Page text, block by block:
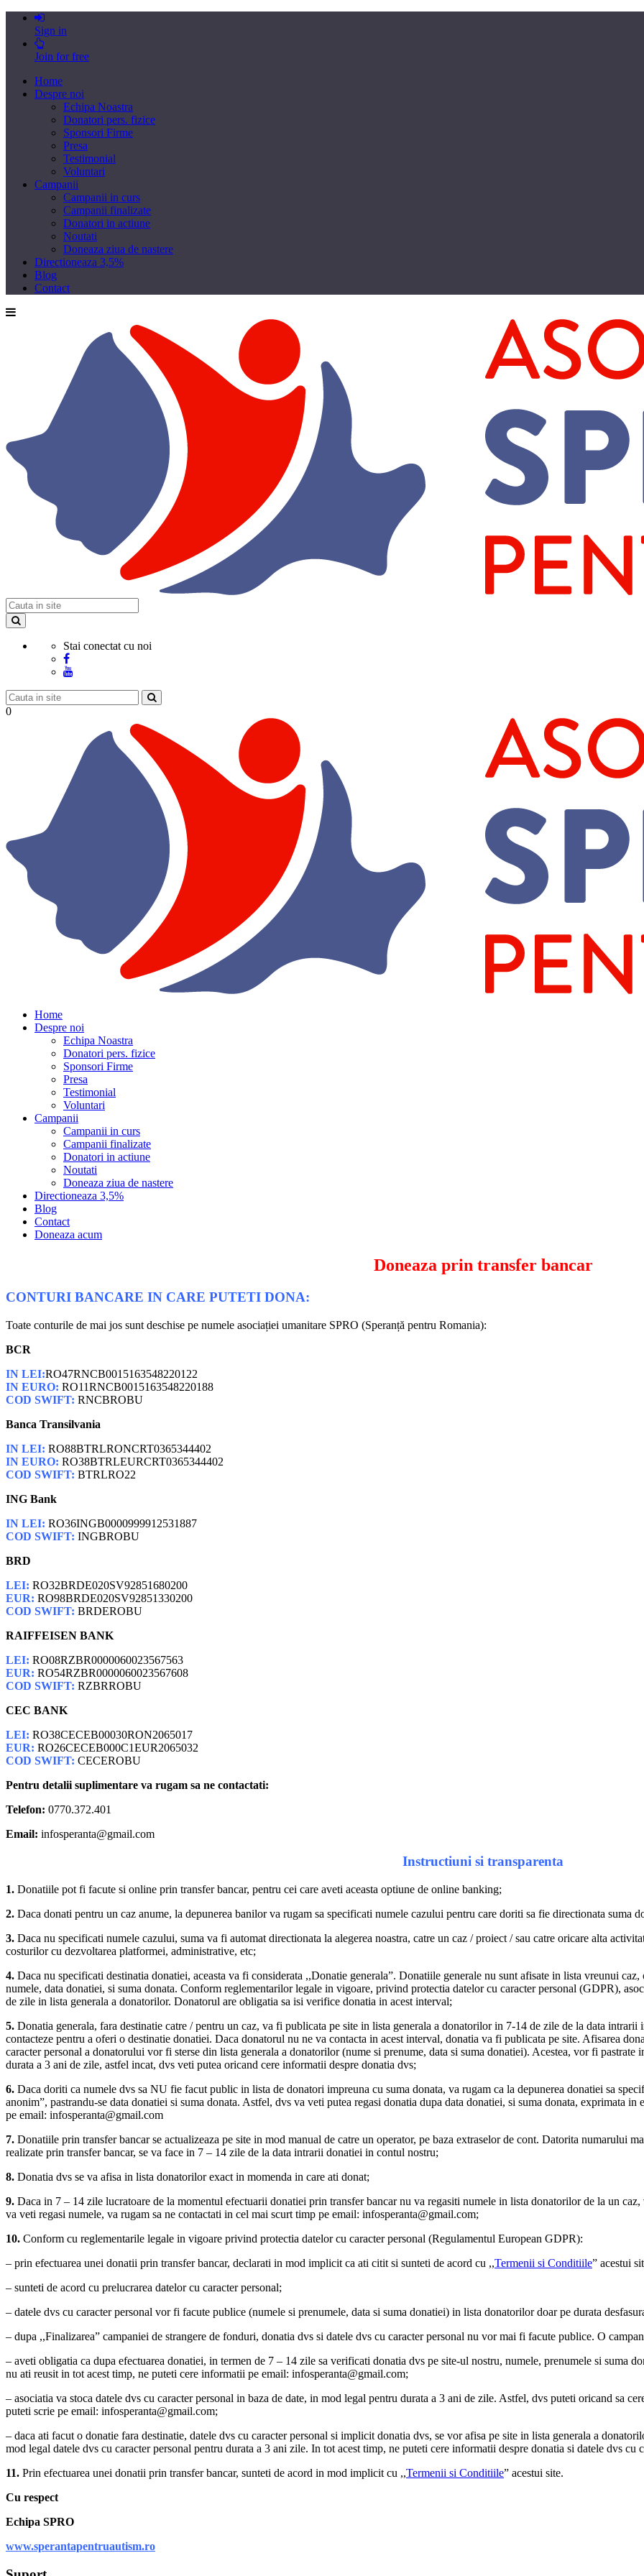
Sign in
Join for free
Home
Despre noi
Echipa Noastra
Donatori pers. fizice
Sponsori Firme
Presa
Testimonial
Voluntari
Campanii
Campanii in curs
Campanii finalizate
Donatori in actiune
Noutati
Doneaza ziua de nastere
Directioneaza 3,5%
Blog
Contact
Stai conectat cu noi
0
Home
Despre noi
Echipa Noastra
Donatori pers. fizice
Sponsori Firme
Presa
Testimonial
Voluntari
Campanii
Campanii in curs
Campanii finalizate
Donatori in actiune
Noutati
Doneaza ziua de nastere
Directioneaza 3,5%
Blog
Contact
Doneaza acum
Doneaza prin transfer bancar
CONTURI BANCARE IN CARE PUTETI DONA:
Toate conturile de mai jos sunt deschise pe numele asociației umanitare SPRO (Speranță pentru Romania):
BCR
IN LEI:RO47RNCB0015163548220122
IN EURO: RO11RNCB0015163548220188
COD SWIFT: RNCBROBU
Banca Transilvania
IN LEI: RO88BTRLRONCRT0365344402
IN EURO: RO38BTRLEURCRT0365344402
COD SWIFT: BTRLRO22
ING Bank
IN LEI: RO36INGB0000999912531887
COD SWIFT: INGBROBU
BRD
LEI: RO32BRDE020SV92851680200
EUR: RO98BRDE020SV92851330200
COD SWIFT: BRDEROBU
RAIFFEISEN BANK
LEI: RO08RZBR0000060023567563
EUR: RO54RZBR0000060023567608
COD SWIFT: RZBRROBU
CEC BANK
LEI: RO38CECEB00030RON2065017
EUR: RO26CECEB000C1EUR2065032
COD SWIFT: CECEROBU
Pentru detalii suplimentare va rugam sa ne contactati:
Telefon: 0770.372.401
Email: infosperanta@gmail.com
Instructiuni si transparenta
1. Donatiile pot fi facute si online prin transfer bancar, pentru cei care aveti aceasta optiune de online banking;
2. Daca donati pentru un caz anume, la depunerea banilor va rugam sa specificati numele cazului pentru care doriti sa fie directionata suma
3. Daca nu specificati numele cazului, suma va fi automat directionata la alegerea noastra, catre un caz / proiect / sau catre oricare alta
costurilor cu dezvoltarea platformei, administrative, etc;
4. Daca nu specificati destinatia donatiei, aceasta va fi considerata ,,Donatie generala”. Donatiile generale nu sunt afisate in lista vreunui
numele, data donatiei, si suma donata. Conform reglementarilor legale in vigoare, privind protectia datelor cu caracter personal (GDPR),
de zile in lista generala a donatorilor. Donatorul are obligatia sa isi verifice donatia in acest interval;
5. Donatia generala, fara destinatie catre / pentru un caz, va fi publicata pe site in lista generala a donatorilor in 7-14 de zile de la data
contacteze pentru a oferi o destinatie donatiei. Daca donatorul nu ne va contacta in acest interval, donatia va fi publicata pe site. Afisarea
caracter personal a donatorului vor fi sterse din lista generala a donatorilor (nume si prenume, data si suma donatiei). Acestea, vor fi
durata a 3 ani de zile, astfel incat, dvs veti putea oricand cere informatii despre donatia dvs;
6. Daca doriti ca numele dvs sa NU fie facut public in lista de donatori impreuna cu suma donata, va rugam ca la depunerea donatiei sa
anonim”, pastrandu-se data donatiei si suma donata. Astfel, dvs va veti putea regasi donatia dupa data donatiei, si suma donata, exprimata
pe email: infosperanta@gmail.com
7. Donatiile prin transfer bancar se actualizeaza pe site in mod manual de catre un operator, pe baza extraselor de cont. Datorita numarului
realizate prin transfer bancar, se va face in 7 – 14 zile de la data intrarii donatiei in contul nostru;
8. Donatia dvs se va afisa in lista donatorilor exact in momenda in care ati donat;
9. Daca in 7 – 14 zile lucratoare de la momentul efectuarii donatiei prin transfer bancar nu va regasiti numele in lista donatorilor de la un
va veti regasi numele, va rugam sa ne contactati in cel mai scurt timp pe email: infosperanta@gmail.com;
10. Conform cu reglementarile legale in vigoare privind protectia datelor cu caracter personal (Regulamentul European GDPR):
– prin efectuarea unei donatii prin transfer bancar, declarati in mod implicit ca ati citit si sunteti de acord cu ,,Termenii si Conditiile” acestui
– sunteti de acord cu prelucrarea datelor cu caracter personal;
– datele dvs cu caracter personal vor fi facute publice (numele si prenumele, data si suma donatiei) in lista donatorilor doar pe durata
– dupa ,,Finalizarea” campaniei de strangere de fonduri, donatia dvs si datele dvs cu caracter personal nu vor mai fi facute publice. O
– aveti obligatia ca dupa efectuarea donatiei, in termen de 7 – 14 zile sa verificati donatia dvs pe site-ul nostru, numele, prenumele si suma
nu ati reusit in tot acest timp, ne puteti cere informatii pe email: infosperanta@gmail.com;
– asociatia va stoca datele dvs cu caracter personal in baza de date, in mod legal pentru durata a 3 ani de zile. Astfel, dvs puteti oricand sa
puteti scrie pe email: infosperanta@gmail.com;
– daca ati facut o donatie fara destinatie, datele dvs cu caracter personal si implicit donatia dvs, se vor afisa pe site in lista generala a
mod legal datele dvs cu caracter personal pentru durata a 3 ani zile. In tot acest timp, ne puteti cere informatii despre donatia si datele dvs cu
11. Prin efectuarea unei donatii prin transfer bancar, sunteti de acord in mod implicit cu ,,Termenii si Conditiile” acestui site.
Cu respect
Echipa SPRO
www.sperantapentruautism.ro